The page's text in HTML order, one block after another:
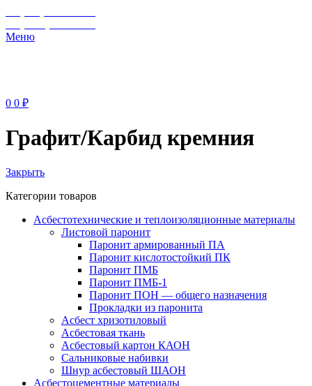
Меню
0 0 ₽
Графит/Карбид кремния
Закрыть
Категории товаров
Асбестотехнические и теплоизоляционные материалы
Листовой паронит
Паронит армированный ПА
Паронит кислотостойкий ПК
Паронит ПМБ
Паронит ПМБ-1
Паронит ПОН — общего назначения
Прокладки из паронита
Асбест хризотиловый
Асбестовая ткань
Асбестовый картон КАОН
Сальниковые набивки
Шнур асбестовый ШАОН
Асбестоцементные материалы